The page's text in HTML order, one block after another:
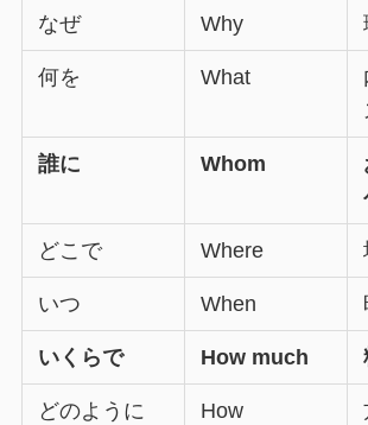
なぜ Why
何を What
誰に Whom
どこで Where
いつ When
いくらで How much
どのように How